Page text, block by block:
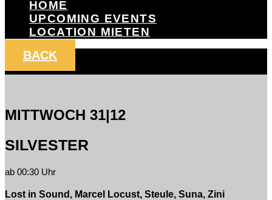
HOME
UPCOMING EVENTS
LOCATION MIETEN
BACK
MITTWOCH 31|12
SILVESTER
ab 00:30 Uhr
Lost in Sound, Marcel Locust, Steule, Suna, Zini